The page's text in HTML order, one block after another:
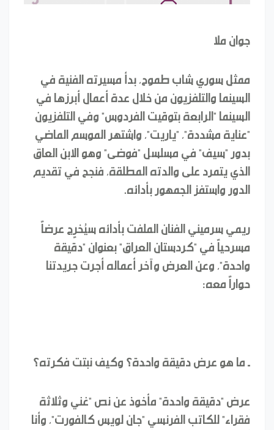
جوان ملا
ممثل سوري شاب طموح، بدأ مسيرته الفنية في
السينما والتلفزيون من خلال عدة أعمال أبرزها في
السينما "الرابعة بتوقيت الفردوس" وفي التلفزيون
"عناية مشددة"، "ياريت"، واشتهر الموسم الماضي
بدور "سيف" في مسلسل "فوضى" وهو الابن العاق
الذي يتمرد على والدته المطلقة، فنجح في تقديم
الدور واستفز الجمهور بأدائه.
ريمي سرميني الفنان الملفت بأدائه سيُخرٍج عرضاً
مسرحياً في "كردستان العراق" بعنوان "دقيقة
واحدة"، وعن العرض وآخر أعماله أجرت جريدتنا
حواراً معه:
ـما هو عرض دقيقة واحدة؟ وكيف نبتت فكرته؟
عرض "دقيقة واحدة" مأخوذ عن نص "غني وثلاثة
فقراء" للكاتب الفرنسي "جان لويس كالفورت"، وأنا